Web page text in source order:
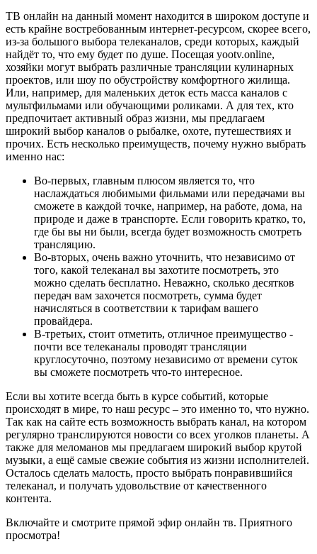
ТВ онлайн на данный момент находится в широком доступе и
есть крайне востребованным интернет-ресурсом, скорее всего,
из-за большого выбора телеканалов, среди которых, каждый
найдёт то, что ему будет по душе. Посещая yootv.online,
хозяйки могут выбрать различные трансляции кулинарных
проектов, или шоу по обустройству комфортного жилища.
Или, например, для маленьких деток есть масса каналов с
мультфильмами или обучающими роликами. А для тех, кто
предпочитает активный образ жизни, мы предлагаем
широкий выбор каналов о рыбалке, охоте, путешествиях и
прочих. Есть несколько преимуществ, почему нужно выбрать
именно нас:
Во-первых, главным плюсом является то, что
наслаждаться любимыми фильмами или передачами вы
сможете в каждой точке, например, на работе, дома, на
природе и даже в транспорте. Если говорить кратко, то,
где бы вы ни были, всегда будет возможность смотреть
трансляцию.
Во-вторых, очень важно уточнить, что независимо от
того, какой телеканал вы захотите посмотреть, это
можно сделать бесплатно. Неважно, сколько десятков
передач вам захочется посмотреть, сумма будет
начисляться в соответствии к тарифам вашего
провайдера.
В-третьих, стоит отметить, отличное преимущество -
почти все телеканалы проводят трансляции
круглосуточно, поэтому независимо от времени суток
вы сможете посмотреть что-то интересное.
Если вы хотите всегда быть в курсе событий, которые
происходят в мире, то наш ресурс – это именно то, что нужно.
Так как на сайте есть возможность выбрать канал, на котором
регулярно транслируются новости со всех уголков планеты. А
также для меломанов мы предлагаем широкий выбор крутой
музыки, а ещё самые свежие события из жизни исполнителей.
Осталось сделать малость, просто выбрать понравившийся
телеканал, и получать удовольствие от качественного
контента.
Включайте и смотрите прямой эфир онлайн тв. Приятного
просмотра!